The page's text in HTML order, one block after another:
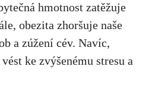
hmotnost​ zatěžuje
obezita zhoršuje naše⁣
a zúžení cév. Navíc,
ke zvýšenému‍ stresu a